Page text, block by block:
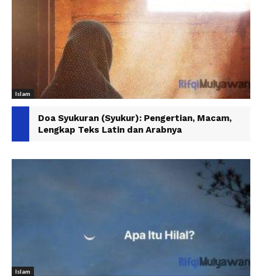
Islam
Doa Syukuran (Syukur): Pengertian, Macam,
Lengkap Teks Latin dan Arabnya
Islam